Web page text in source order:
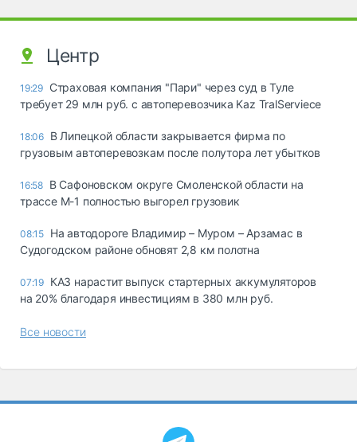
Центр
19:29 Страховая компания "Пари" через суд в Туле
требует 29 млн руб. с автоперевозчика Kaz TralServiece
18:06 В Липецкой области закрывается фирма по
грузовым автоперевозкам после полутора лет убытков
16:58 В Сафоновском округе Смоленской области на
трассе М-1 полностью выгорел грузовик
08:15 На автодороге Владимир – Муром – Арзамас в
Судогодском районе обновят 2,8 км полотна
07:19 КАЗ нарастит выпуск стартерных аккумуляторов
на 20% благодаря инвестициям в 380 млн руб.
Все новости